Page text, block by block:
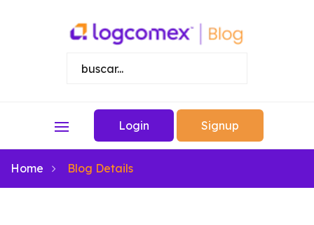
Login Signup
Home Blog Details